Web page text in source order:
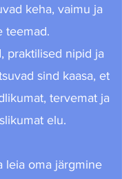
keha, vaimu ja
teemad.
praktilised nipid ja
sind kaasa, et
tervemat ja
elu.
leia oma järgmine